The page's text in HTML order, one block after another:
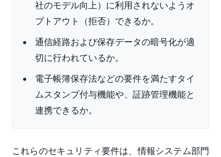
社のモデル向上）に利用されないようオ
プトアウト（拒否）できるか。
通信経路および保存データの暗号化が適
切に行われているか。
電子帳簿保存法などの要件を満たすタイ
ムスタンプ付与機能や、証跡管理機能と
連携できるか。
これらのセキュリティ要件は、情報システム部門